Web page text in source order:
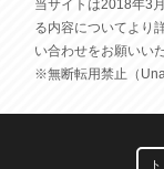
当サイトは2018年3
る内容についてより
い合わせをお願いい
※無断転用禁止（